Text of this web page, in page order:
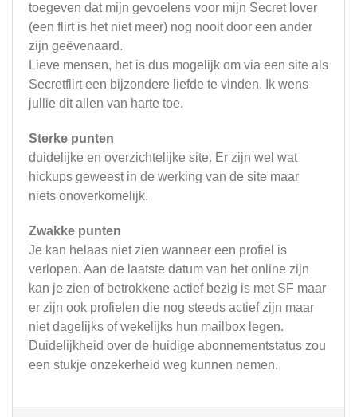
toegeven dat mijn gevoelens voor mijn Secret lover
(een flirt is het niet meer) nog nooit door een ander
zijn geëvenaard.
Lieve mensen, het is dus mogelijk om via een site als
Secretflirt een bijzondere liefde te vinden. Ik wens
jullie dit allen van harte toe.
Sterke punten
duidelijke en overzichtelijke site. Er zijn wel wat
hickups geweest in de werking van de site maar
niets onoverkomelijk.
Zwakke punten
Je kan helaas niet zien wanneer een profiel is
verlopen. Aan de laatste datum van het online zijn
kan je zien of betrokkene actief bezig is met SF maar
er zijn ook profielen die nog steeds actief zijn maar
niet dagelijks of wekelijks hun mailbox legen.
Duidelijkheid over de huidige abonnementstatus zou
een stukje onzekerheid weg kunnen nemen.